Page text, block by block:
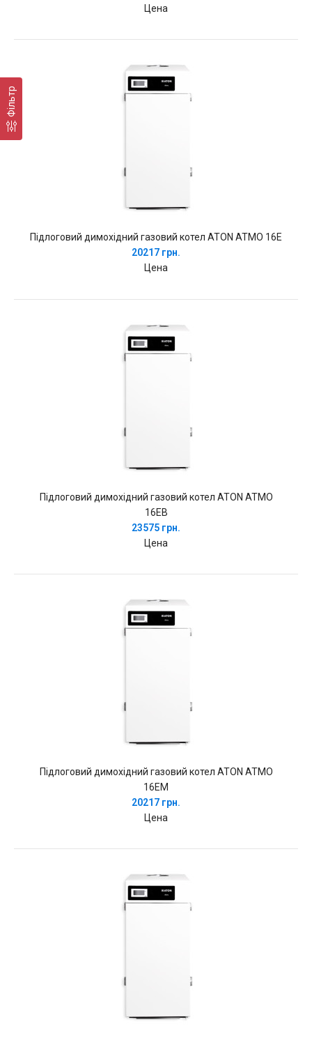
Фільтр
Цена
Підлоговий димохідний газовий котел ATON ATMO 16E
20217 грн.
Цена
Підлоговий димохідний газовий котел ATON ATMO
16EB
23575 грн.
Цена
Підлоговий димохідний газовий котел ATON ATMO
16EM
20217 грн.
Цена